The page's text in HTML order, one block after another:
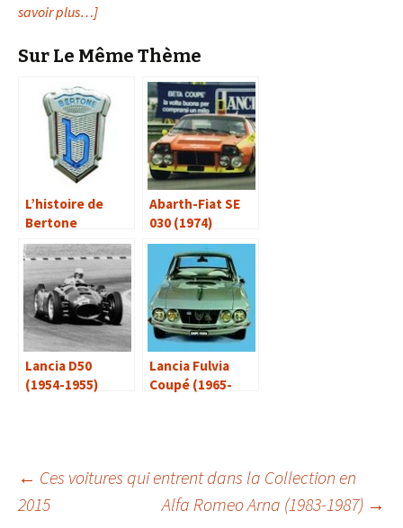
savoir plus…]
Sur Le Même Thème
L’histoire de
Bertone
Abarth-Fiat SE
030 (1974)
Lancia D50
(1954-1955)
Lancia Fulvia
Coupé (1965-
Navigation
← Ces voitures qui entrent dans la Collection en
2015
Alfa Romeo Arna (1983-1987) →